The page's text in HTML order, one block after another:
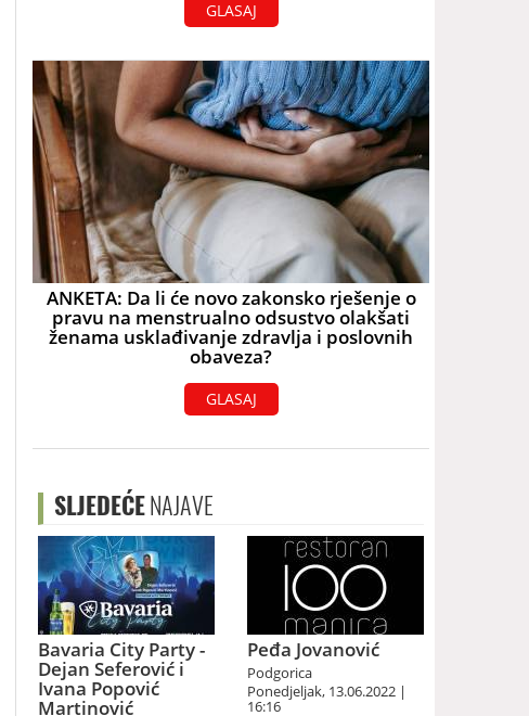
GLASAJ
ANKETA: Da li će novo zakonsko rješenje o
pravu na menstrualno odsustvo olakšati
ženama usklađivanje zdravlja i poslovnih
obaveza?
GLASAJ
SLJEDEĆENAJAVE
Bavaria City Party -
Dejan Seferović i
Ivana Popović
Martinović
Peđa Jovanović
Podgorica
Ponedjeljak, 13.06.2022 |
16:16